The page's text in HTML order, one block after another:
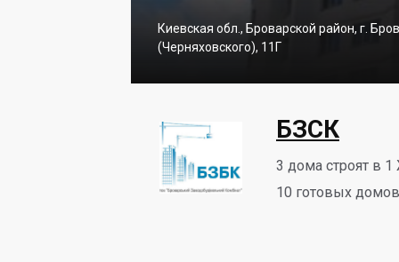
Киевская обл., Броварской район, г.
(Черняховского), 11Г
БЗСК
3 дома строят в
10 готовых